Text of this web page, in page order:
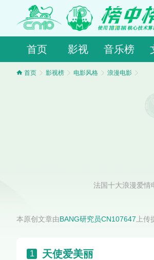
首页 影视 音乐榜
首页 影视榜 电影风格 浪漫电影
法国十大浪漫爱情
本原创文章由BANG研究员CN107647上传
1 天使爱美丽